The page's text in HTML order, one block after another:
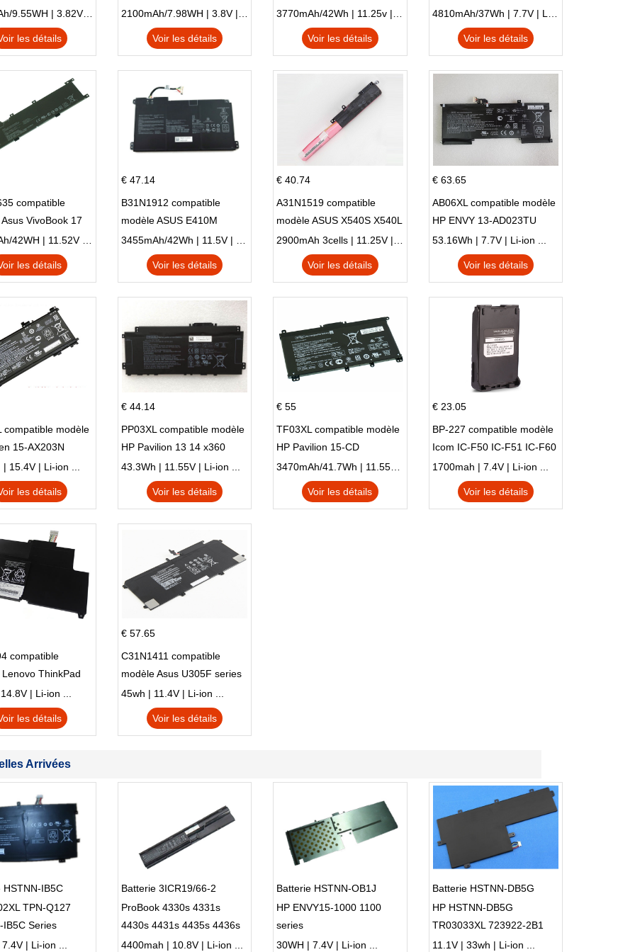
OT-5056D 2500mAh/9.55WH | 3.82V | Li-ion ...
les détails
E210K i939
Voir les détails
AO1-132 NE132
Voir les détails
51SL N17Q1 SERIES
Voir les détails
compatible
VivoBook 17
X705UA X705UV
X705UD
les détails
€ 47.14
B31N1912 compatible
modèle ASUS E410M
E410MA L410MA
Voir les détails
€ 40.74
A31N1519 compatible
modèle ASUS X540S X540L
X540LA-SI302 X540SA
X540S
Voir les détails
€ 63.65
AB06XL compatible modèle
HP ENVY 13-AD023TU
HSTNN-DB8C 921438-855
TPN-I128
53.16Wh | 7.7V | Li-ion ...
Voir les détails
compatible modèle
15-AX203N
Series Pavilion 15
15.4V | Li-ion ...
les détails
€ 44.14
PP03XL compatible modèle
HP Pavilion 13 14 x360
L83388-AC1 L83388-421
HSTNN-LB8S M01118-421
M01144-005 13-BB 14-DV
43.3Wh | 11.55V | Li-ion ...
Voir les détails
€ 55
TF03XL compatible modèle
HP Pavilion 15-CD
Voir les détails
€ 23.05
BP-227 compatible modèle
Icom IC-F50 IC-F51 IC-F60
IC-F61 IC-M87
1700mah | 7.4V | Li-ion ...
Voir les détails
compatible
ThinkPad
Twist
| Li-ion ...
les détails
€ 57.65
C31N1411 compatible
modèle Asus U305F series
45wh | 11.4V | Li-ion ...
Voir les détails
Arrivées
HSTNN-IB5C
TPN-Q127
IB5C Series
| Li-ion ...
Batterie 3ICR19/66-2
ProBook 4330s 4331s
4430s 4431s 4435s 4436s
4530s 4435s
4400mah | 10.8V | Li-ion ...
Batterie HSTNN-OB1J
HP ENVY15-1000 1100
series
30WH | 7.4V | Li-ion ...
Batterie HSTNN-DB5G
HP HSTNN-DB5G
TR03033XL 723922-2B1
Series
11.1V | 33wh | Li-ion ...